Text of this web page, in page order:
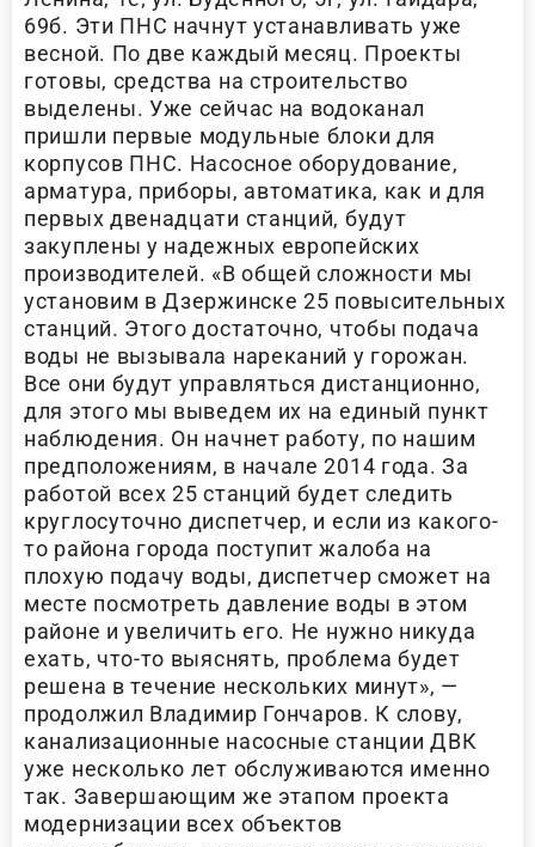
69б. Эти ПНС начнут устанавливать уже
весной. По две каждый месяц. Проекты
готовы, средства на строительство
выделены. Уже сейчас на водоканал
пришли первые модульные блоки для
корпусов ПНС. Насосное оборудование,
арматура, приборы, автоматика, как и для
первых двенадцати станций, будут
закуплены у надежных европейских
производителей. «В общей сложности мы
установим в Дзержинске 25 повысительных
станций. Этого достаточно, чтобы подача
воды не вызывала нареканий у горожан.
Все они будут управляться дистанционно,
для этого мы выведем их на единый пункт
наблюдения. Он начнет работу, по нашим
предположениям, в начале 2014 года. За
работой всех 25 станций будет следить
круглосуточно диспетчер, и если из какого-
то района города поступит жалоба на
плохую подачу воды, диспетчер сможет на
месте посмотреть давление воды в этом
районе и увеличить его. Не нужно никуда
ехать, что-то выяснять, проблема будет
решена в течение нескольких минут», —
продолжил Владимир Гончаров. К слову,
канализационные насосные станции ДВК
уже несколько лет обслуживаются именно
так. Завершающим же этапом проекта
модернизации всех объектов